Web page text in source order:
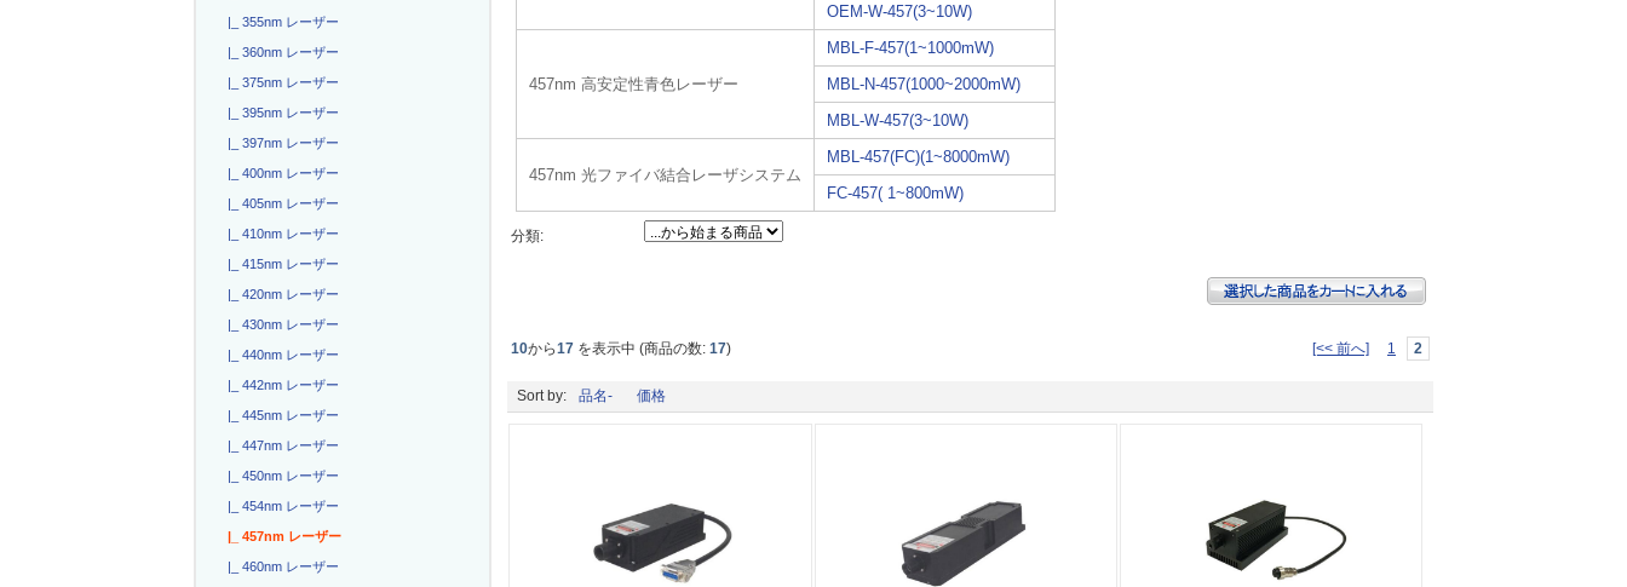
|_ 355nm レーザー
|_ 360nm レーザー
|_ 375nm レーザー
|_ 395nm レーザー
|_ 397nm レーザー
|_ 400nm レーザー
|_ 405nm レーザー
|_ 410nm レーザー
|_ 415nm レーザー
|_ 420nm レーザー
|_ 430nm レーザー
|_ 440nm レーザー
|_ 442nm レーザー
|_ 445nm レーザー
|_ 447nm レーザー
|_ 450nm レーザー
|_ 454nm レーザー
|_ 457nm レーザー
|_ 460nm レーザー
OEM-W-457(3~10W)
457nm 高安定性青色レーザー
MBL-F-457(1~1000mW)
MBL-N-457(1000~2000mW)
MBL-W-457(3~10W)
457nm 光ファイバ結合レーザシステム
MBL-457(FC)(1~8000mW)
FC-457( 1~800mW)
分類:
10から17 を表示中 (商品の数:17) [<< 前へ] 1 2
Sort by: 品名- 価格